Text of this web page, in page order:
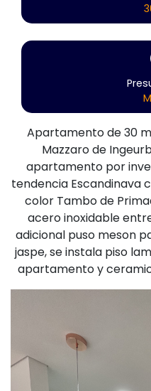
Apartamento de 30
Mazzaro de
apartamento por
tendencia Escandinava
color Tambo de
acero inoxidable
adicional puso meson
jaspe, se instala piso
apartamento y